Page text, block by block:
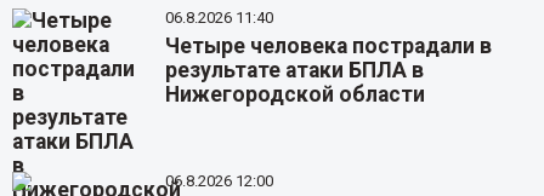
06.8.2026 11:40
Четыре человека пострадали в
результате атаки БПЛА в
Нижегородской области
06.8.2026 12:00